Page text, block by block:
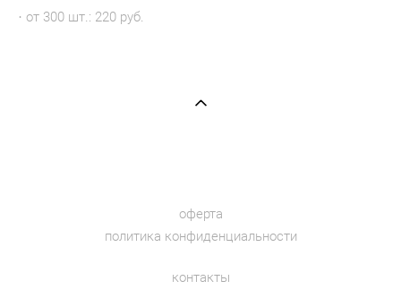
· от 300 шт.: 220 руб.
оферта
политика конфиденциальности
контакты